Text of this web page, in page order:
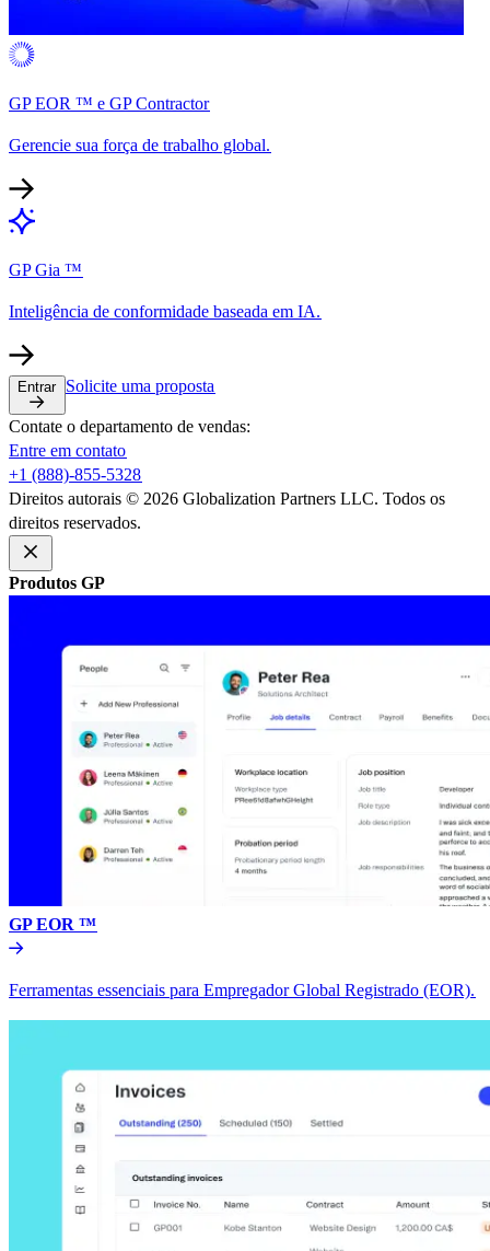
GP EOR ™ e GP Contractor​​
Gerencie sua força de trabalho global.​​
GP Gia ™​​
Inteligência de conformidade baseada em IA.​​
Entrar​​ Solicite uma proposta​​
Contate o departamento de vendas:​​
Entre em contato​​
+1 (888)-855-5328​​
Direitos autorais © 2026 Globalization Partners LLC. Todos os
direitos reservados.​​
Produtos GP​​
GP EOR ™​​
Ferramentas essenciais para Empregador Global Registrado (EOR).​​